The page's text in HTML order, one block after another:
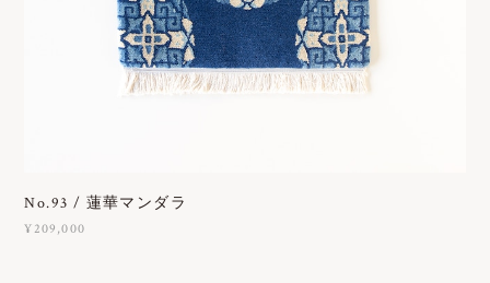
No.93 / 蓮華マンダラ
¥209,000